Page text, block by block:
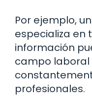
Por ejemplo,
especializa en
información
campo
profesionales.